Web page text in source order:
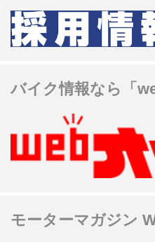
バイク情報なら「
モーターマガジン